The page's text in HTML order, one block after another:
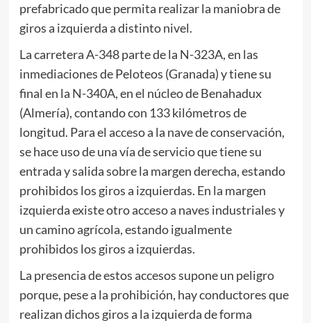
prefabricado que permita realizar la maniobra de
giros a izquierda a distinto nivel.
La carretera A-348 parte de la N-323A, en las
inmediaciones de Peloteos (Granada) y tiene su
final en la N-340A, en el núcleo de Benahadux
(Almería), contando con 133 kilómetros de
longitud. Para el acceso a la nave de conservación,
se hace uso de una vía de servicio que tiene su
entrada y salida sobre la margen derecha, estando
prohibidos los giros a izquierdas. En la margen
izquierda existe otro acceso a naves industriales y
un camino agrícola, estando igualmente
prohibidos los giros a izquierdas.
La presencia de estos accesos supone un peligro
porque, pese a la prohibición, hay conductores que
realizan dichos giros a la izquierda de forma